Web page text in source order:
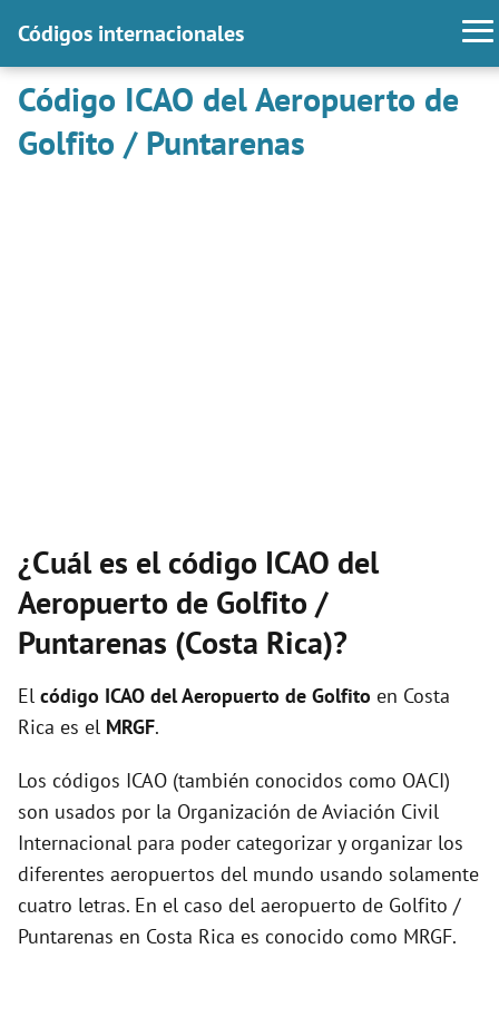
Códigos internacionales
Código ICAO del Aeropuerto de
Golfito / Puntarenas
¿Cuál es el código ICAO del
Aeropuerto de Golfito /
Puntarenas (Costa Rica)?
El código ICAO delAeropuerto de Golfito en Costa
Rica es el MRGF.
Los códigos ICAO (también conocidos como OACI)
son usados por la Organización de Aviación Civil
Internacional para poder categorizar y organizar los
diferentes aeropuertos del mundo usando solamente
cuatro letras. En el caso del aeropuerto de Golfito /
Puntarenas en Costa Rica es conocido como MRGF.